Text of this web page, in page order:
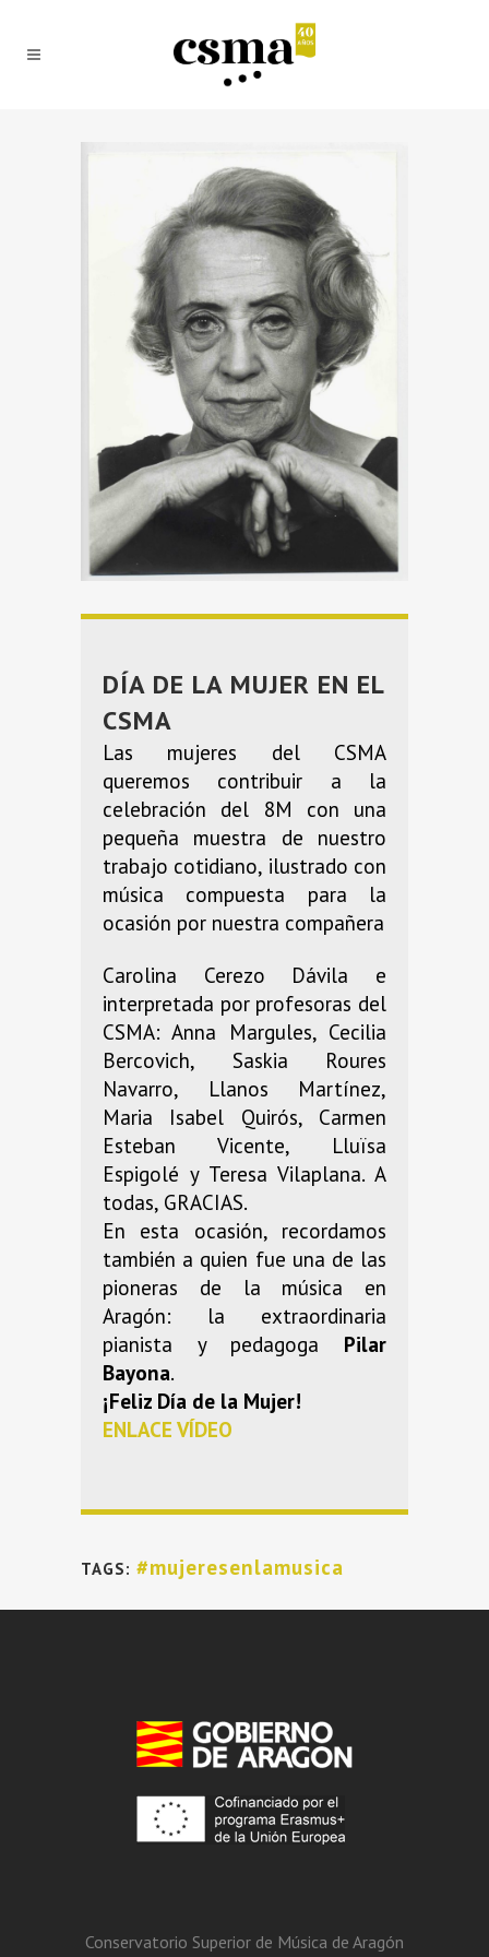
DÍA DE LA MUJER EN EL
CSMA
Las mujeres del CSMA
queremos contribuir a la
celebración del 8M con una
pequeña muestra de nuestro
trabajo cotidiano, ilustrado con
música compuesta para la
ocasión por nuestra compañera
Carolina Cerezo Dávila e
interpretada por profesoras del
CSMA: Anna Margules, Cecilia
Bercovich, Saskia Roures
Navarro, Llanos Martínez,
Maria Isabel Quirós, Carmen
Esteban Vicente, Lluïsa
Espigolé y Teresa Vilaplana. A
todas, GRACIAS.
En esta ocasión, recordamos
también a quien fue una de las
pioneras de la música en
Aragón: la extraordinaria
pianista y pedagoga Pilar
Bayona.
¡Feliz Día de la Mujer!
ENLACE VÍDEO
TAGS: #mujeresenlamusica
Conservatorio Superior de Música de Aragón